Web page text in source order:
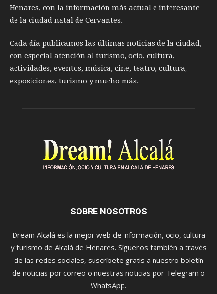
Henares, con la información más actual e interesante
de la ciudad natal de Cervantes.
Cada día publicamos las últimas noticias de la ciudad,
con especial atención al turismo, ocio, cultura,
actividades, eventos, música, cine, teatro, cultura,
exposiciones, turismo y mucho más.
SOBRE NOSOTROS
Dream Alcalá es la mejor web de información, ocio, cultura
y turismo de Alcalá de Henares. Síguenos también a través
de las redes sociales, suscríbete gratis a nuestro boletín
de noticias por correo o nuestras noticias por Telegram o
WhatsApp.